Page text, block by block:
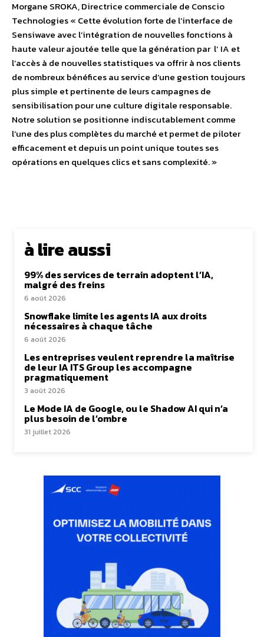
Morgane SROKA, Directrice commerciale de Conscio
Technologies « Cette évolution forte de l’interface de
Sensiwave avec l’intégration de nouvelles fonctions à
haute valeur ajoutée telle que la génération par l’ IA et
l’accès à de nouvelles statistiques va offrir à nos clients
de nombreux bénéfices au service d’une gestion toujours
plus simple et pertinente de leurs campagnes de
sensibilisation pour une culture digitale responsable.
Notre solution se positionne indiscutablement comme
l’une des plus complètes du marché et permet de piloter
efficacement et depuis un point unique toutes ses
opérations en quelques clics et sans complexité. »
à lire aussi
99% des services de terrain adoptent l’IA,
malgré des freins
6 août 2026
Snowflake limite les agents IA aux droits
nécessaires à chaque tâche
6 août 2026
Les entreprises veulent reprendre la maîtrise
de leur IA ITS Group les accompagne
pragmatiquement
3 août 2026
Le Mode IA de Google, ou le Shadow AI qui n’a
plus besoin de l’ombre
31 juillet 2026